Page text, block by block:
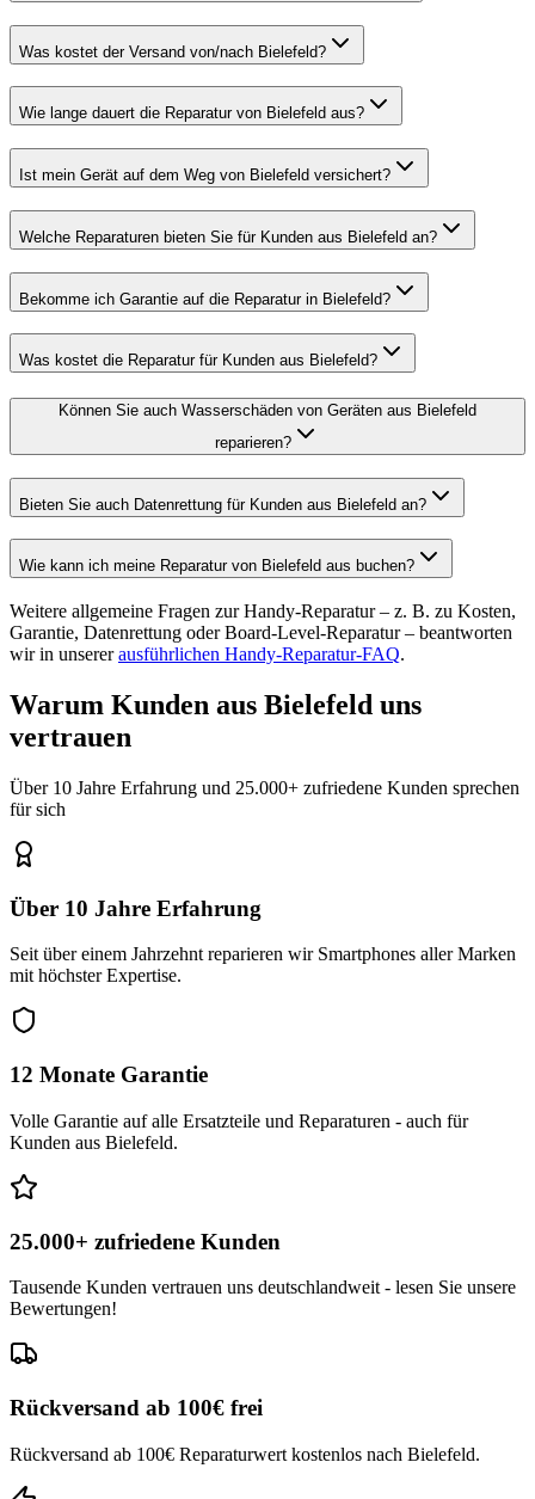
Was kostet der Versand von/nach Bielefeld?
Wie lange dauert die Reparatur von Bielefeld aus?
Ist mein Gerät auf dem Weg von Bielefeld versichert?
Welche Reparaturen bieten Sie für Kunden aus Bielefeld an?
Bekomme ich Garantie auf die Reparatur in Bielefeld?
Was kostet die Reparatur für Kunden aus Bielefeld?
Können Sie auch Wasserschäden von Geräten aus Bielefeld
reparieren?
Bieten Sie auch Datenrettung für Kunden aus Bielefeld an?
Wie kann ich meine Reparatur von Bielefeld aus buchen?
Weitere allgemeine Fragen zur Handy-Reparatur – z. B. zu Kosten,
Garantie, Datenrettung oder Board-Level-Reparatur – beantworten
wir in unserer ausführlichen Handy-Reparatur-FAQ.
Warum Kunden aus Bielefeld uns
vertrauen
Über 10 Jahre Erfahrung und 25.000+ zufriedene Kunden sprechen
für sich
Über 10 Jahre Erfahrung
Seit über einem Jahrzehnt reparieren wir Smartphones aller Marken
mit höchster Expertise.
12 Monate Garantie
Volle Garantie auf alle Ersatzteile und Reparaturen - auch für
Kunden aus Bielefeld.
25.000+ zufriedene Kunden
Tausende Kunden vertrauen uns deutschlandweit - lesen Sie unsere
Bewertungen!
Rückversand ab 100€ frei
Rückversand ab 100€ Reparaturwert kostenlos nach Bielefeld.